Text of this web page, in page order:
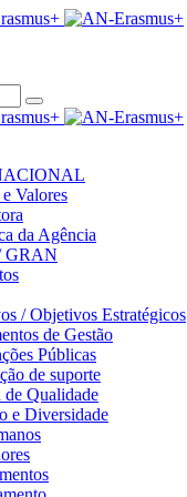
Valores
da Agência
GRAN
/ Objetivos Estratégicos
de Gestão
Públicas
de suporte
de Qualidade
e Diversidade